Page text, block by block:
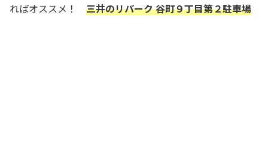
ればオススメ！ 三井のリパーク 谷町９丁目第２駐車場